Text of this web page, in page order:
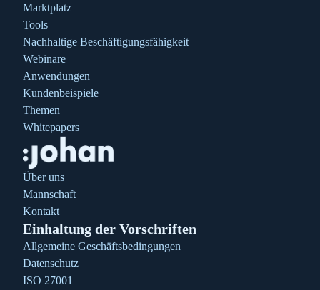
Marktplatz
Tools
Nachhaltige Beschäftigungsfähigkeit
Webinare
Anwendungen
Kundenbeispiele
Themen
Whitepapers
Über uns
Mannschaft
Kontakt
Einhaltung der Vorschriften
Allgemeine Geschäftsbedingungen
Datenschutz
ISO 27001